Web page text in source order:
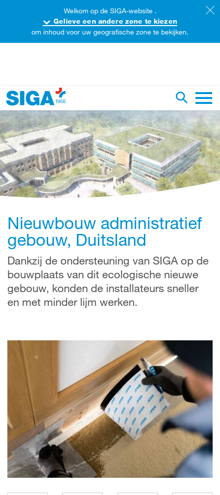
de website
Nieuwbouw administratief
gebouw, Duitsland
Dankzij de ondersteuning van SIGA op de
bouwplaats van dit ecologische nieuwe
gebouw, konden de installateurs sneller
en met minder lijm werken.
Welkom op de SIGA-website .
Gelieve een andere zone te kiezen
om inhoud voor uw geografische zone te bekijken.